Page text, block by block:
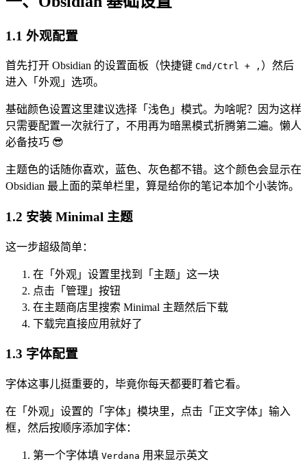
1.1 外观配置
首先打开 Obsidian 的设置面板（快捷键 Cmd/Ctrl + , ）然后
进入「外观」选项。
基础颜色设置这里建议选择「浅色」模式。为啥呢？因为这样
只需要配置一次就行了，不用再为暗黑模式折腾第二遍。懒人
必备技巧 😎
主题色的话随你喜欢，蓝色、灰色都不错。这个颜色会显示在
Obsidian 最上面的菜单栏里，算是给你的笔记本加个小装饰。
1.2 安装 Minimal 主题
这一步超级简单：
在「外观」设置里找到「主题」这一块
点击「管理」按钮
在主题商店里搜索 Minimal 主题然后下载
下载完直接应用就好了
1.3 字体配置
字体这事儿挺重要的，毕竟你每天都要盯着它看。
在「外观」设置的「字体」模块里，点击「正文字体」输入
框，然后按顺序添加字体：
第一个字体填 Verdana 用来显示英文